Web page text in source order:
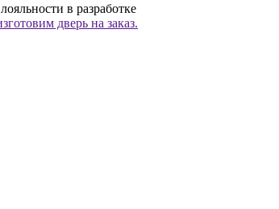
в разработке
дверь на заказ.